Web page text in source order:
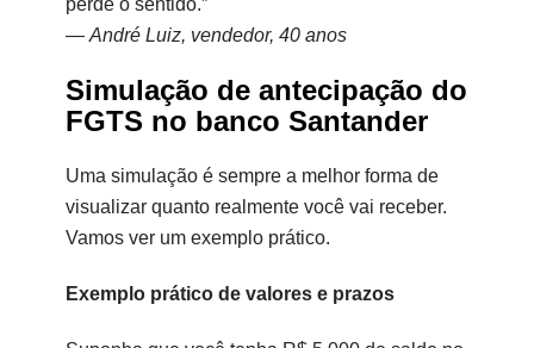
— André Luiz, vendedor, 40 anos
Simulação de antecipação do
FGTS no banco Santander
Uma simulação é sempre a melhor forma de
visualizar quanto realmente você vai receber.
Vamos ver um exemplo prático.
Exemplo prático de valores e prazos